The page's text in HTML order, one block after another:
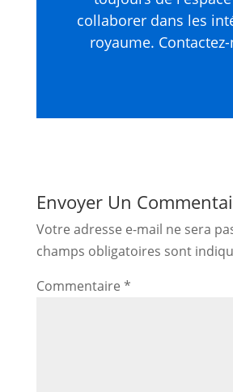
collaborer dans les
royaume.
Envoyer Un
Votre adresse e-mail ne sera
champs obligatoires sont
Commentaire *